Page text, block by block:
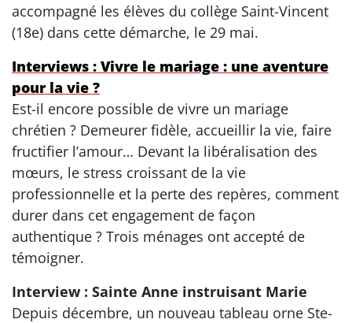
accompagné les élèves du collège Saint-Vincent
(18e) dans cette démarche, le 29 mai.
Interviews : Vivre le mariage : une aventure
pour la vie ?
Est-il encore possible de vivre un mariage
chrétien ? Demeurer fidèle, accueillir la vie, faire
fructifier l’amour… Devant la libéralisation des
mœurs, le stress croissant de la vie
professionnelle et la perte des repères, comment
durer dans cet engagement de façon
authentique ? Trois ménages ont accepté de
témoigner.
Interview : Sainte Anne instruisant Marie
Depuis décembre, un nouveau tableau orne Ste-